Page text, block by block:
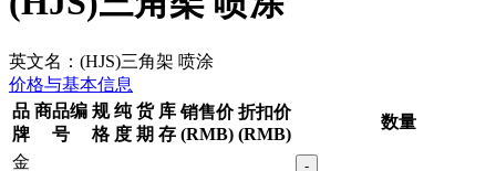
(HJS)三角架 喷涂
英文名：(HJS)三角架 喷涂
价格与基本信息
品
牌
商品编
规 纯 货 库 销售价 折扣价